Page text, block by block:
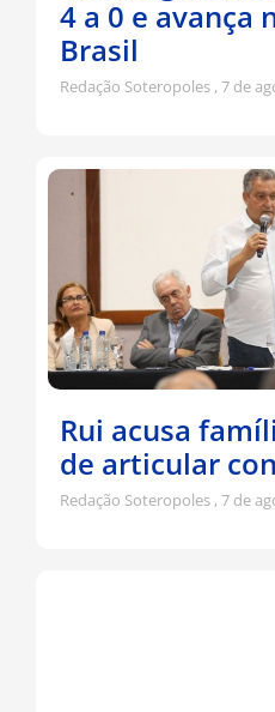
4 a 0 e avança
Brasil
Redação Soteropoles 7 de
Rui acusa
de articular
Redação Soteropoles 7 de